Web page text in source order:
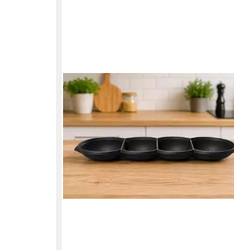
TUPPERWARE
Servierschale Tupperware Allegra
Perle Servierschale Deckel in
schwarz
18,90 €
lieferbar - in 3-4 Werktagen bei dir